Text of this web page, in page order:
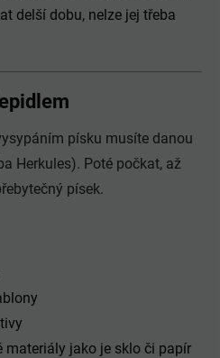
delší dobu, nelze jej třeba
písku musíte danou
Herkules). Poté počkat, až
písek.
materiály jako je sklo či papír